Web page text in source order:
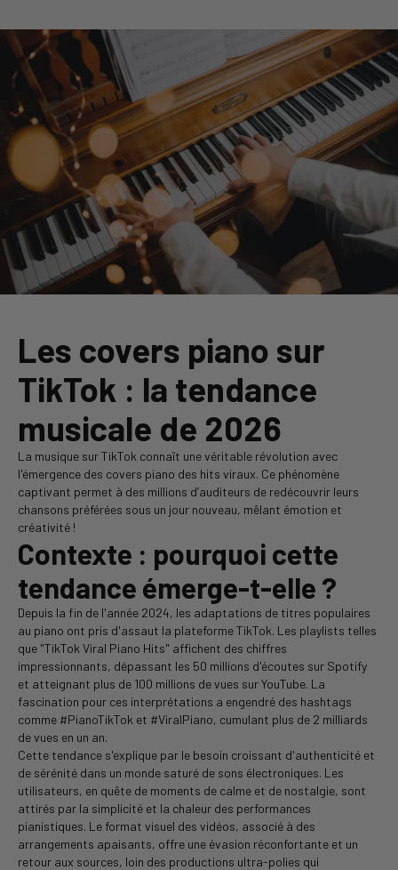
Les covers piano sur
TikTok : la tendance
musicale de 2026
La musique sur TikTok connaît une véritable révolution avec
l'émergence des covers piano des hits viraux. Ce phénomène
captivant permet à des millions d’auditeurs de redécouvrir leurs
chansons préférées sous un jour nouveau, mêlant émotion et
créativité !
Contexte : pourquoi cette
tendance émerge-t-elle ?
Depuis la fin de l'année 2024, les adaptations de titres populaires
au piano ont pris d'assaut la plateforme TikTok. Les playlists telles
que "TikTok Viral Piano Hits" affichent des chiffres
impressionnants, dépassant les 50 millions d'écoutes sur Spotify
et atteignant plus de 100 millions de vues sur YouTube. La
fascination pour ces interprétations a engendré des hashtags
comme #PianoTikTok et #ViralPiano, cumulant plus de 2 milliards
de vues en un an.
Cette tendance s'explique par le besoin croissant d'authenticité et
de sérénité dans un monde saturé de sons électroniques. Les
utilisateurs, en quête de moments de calme et de nostalgie, sont
attirés par la simplicité et la chaleur des performances
pianistiques. Le format visuel des vidéos, associé à des
arrangements apaisants, offre une évasion réconfortante et un
retour aux sources, loin des productions ultra-polies qui